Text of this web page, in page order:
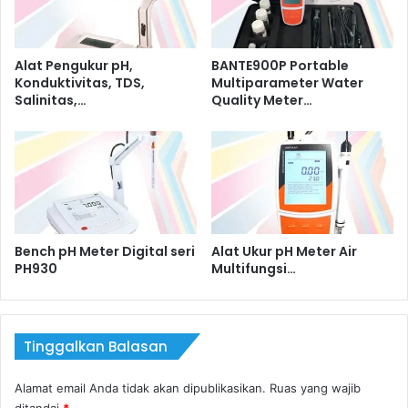
Alat Pengukur pH,
Konduktivitas, TDS,
Salinitas,…
BANTE900P Portable
Multiparameter Water
Quality Meter…
Bench pH Meter Digital seri
PH930
Alat Ukur pH Meter Air
Multifungsi…
Tinggalkan Balasan
Alamat email Anda tidak akan dipublikasikan. Ruas yang wajib